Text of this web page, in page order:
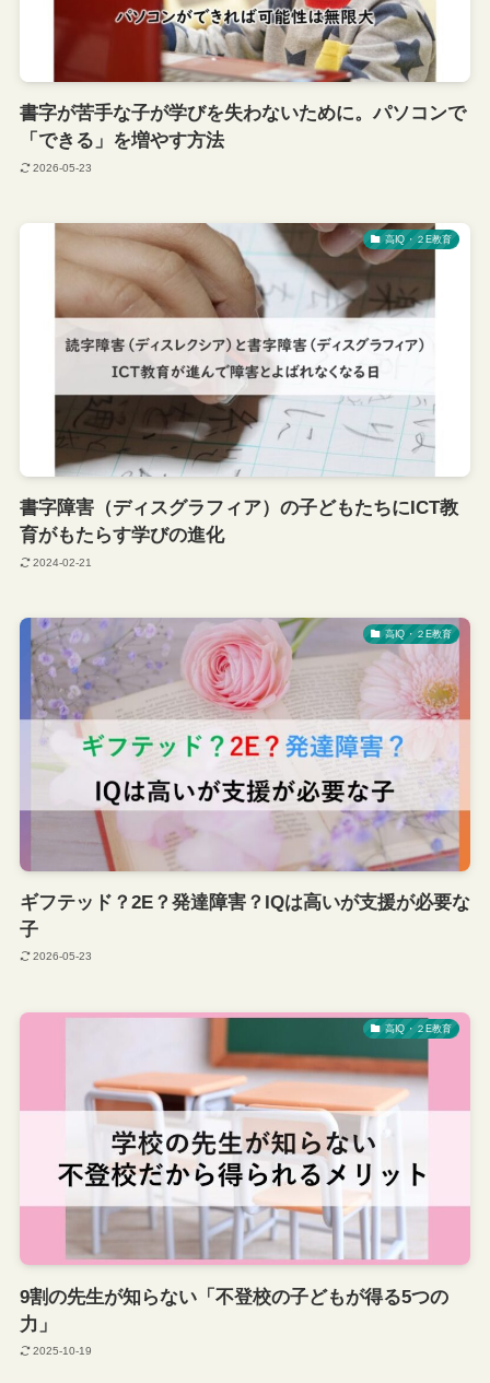
書字が苦手な子が学びを失わないために。パソコンで
「できる」を増やす方法
2026-05-23
高IQ・２E教育
書字障害（ディスグラフィア）の子どもたちにICT教
育がもたらす学びの進化
2024-02-21
高IQ・２E教育
ギフテッド？2E？発達障害？IQは高いが支援が必要な
子
2026-05-23
高IQ・２E教育
9割の先生が知らない「不登校の子どもが得る5つの
力」
2025-10-19